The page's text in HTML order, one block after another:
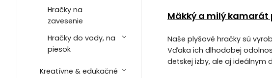
Hračky na
zavesenie
Hračky do vody, na
piesok
Kreatívne & edukačné
Mäkký a milý
Naše plyšové hračky sú
Vďaka ich dlhodobej
detskej izby, ale aj ideálnym